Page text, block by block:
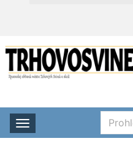
Rozbalit nabídku